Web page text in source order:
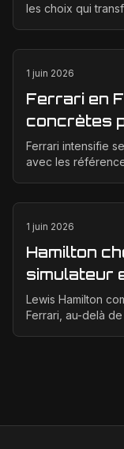
les choix qui
1 juin 2026
Ferrari en
concrètes
technique
Ferrari intensifie
avec les
1 juin 2026
Hamilton
simulateur
change
Lewis Hamilton
Ferrari, au-delà de